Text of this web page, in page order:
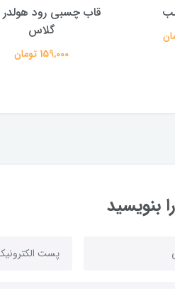
قاب چسبی رود
گلاس
159,000 تومان
بنویسید